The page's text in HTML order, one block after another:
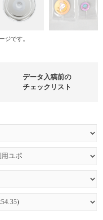
ジです。
データ入稿前の
チェックリスト